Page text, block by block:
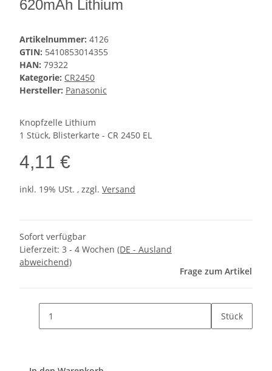
620mAh Lithium
Artikelnummer: 4126
GTIN: 5410853014355
HAN: 79322
Kategorie: CR2450
Hersteller: Panasonic
Knopfzelle Lithium
1 Stück, Blisterkarte - CR 2450 EL
4,11 €
inkl. 19% USt. , zzgl. Versand
Sofort verfügbar
Lieferzeit: 3 - 4 Wochen (DE - Ausland
abweichend)
Frage zum Artikel
Stück